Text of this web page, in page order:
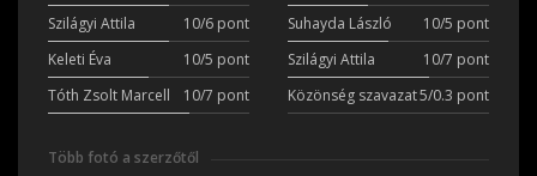
Szilágyi Attila
10/6 pont Suhayda László
10/5 pont
Keleti Éva
10/5 pont Szilágyi Attila
10/7 pont
Tóth Zsolt Marcell
10/7 pont Közönség szavazat5/0.3 pont
Több fotó a szerzőtől